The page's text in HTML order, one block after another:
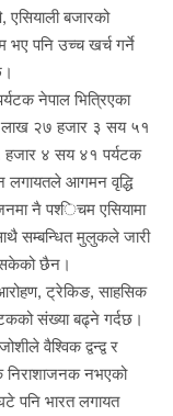
एसियाली बजारको
भए पनि उच्च खर्च गर्ने
नेपाल भित्रिएका
लाख २७ हजार ३ सय ५१
४ सय ४१ पर्यटक
लगायतले आगमन वृद्धि
नै पश्‍िचम एसियामा
सम्बन्धित मुलुकले जारी
सकेको छैन।
ट्रेकिङ, साहसिक
संख्या बढ्ने गर्दछ।
वैश्विक द्वन्द्व र
निराशाजनक नभएको
पनि भारत लगायत